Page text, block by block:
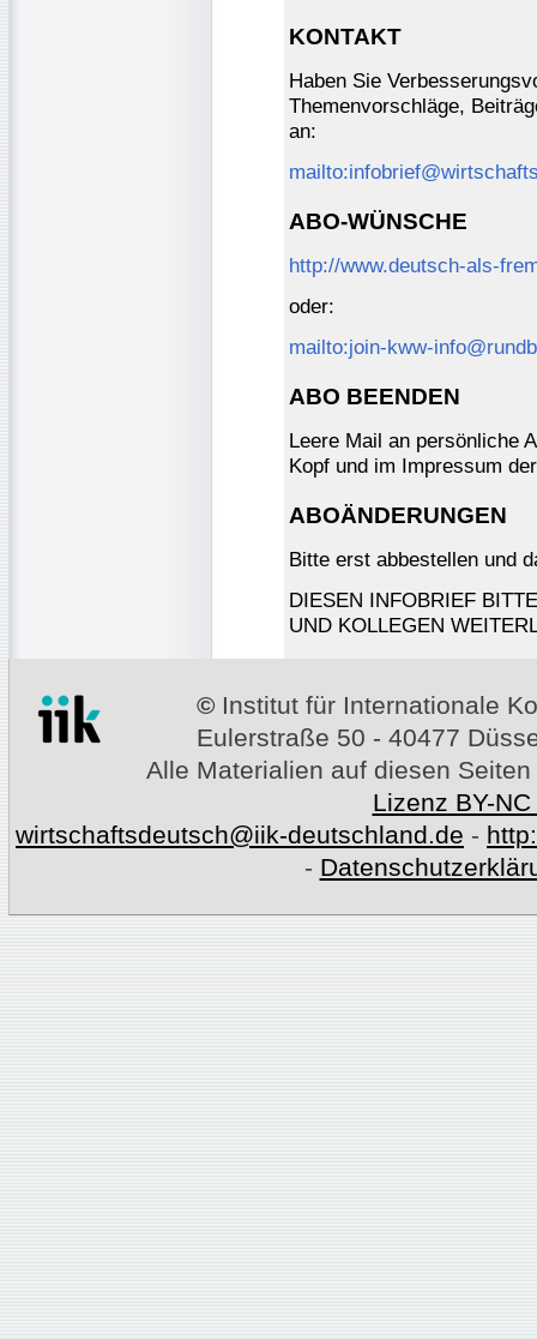
KONTAKT
Haben Sie
Themenvorschläge,
an:
ABO-WÜNSCHE
http://www.deutsch-als-
oder:
mailto:join-kww-
ABO BEENDEN
Leere Mail an persönliche
Kopf und im Impressum
ABOÄNDERUNGEN
Bitte erst abbestellen und
DIESEN INFOBRIEF
UND KOLLEGEN
© Institut für Internationale
Eulerstraße 50 - 40477
Alle Materialien auf diesen
Lizenz BY-
wirtschaftsdeutsch@iik-deutschland.de -
-